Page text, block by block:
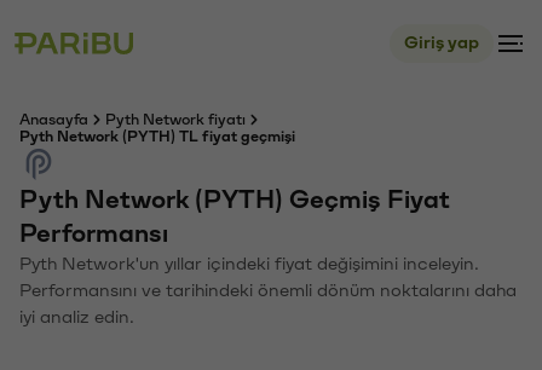
Giriş yap
Anasayfa
Pyth Network fiyatı
Pyth Network (PYTH) TL fiyat geçmişi
Pyth Network (PYTH) Geçmiş Fiyat
Performansı
Pyth Network'un yıllar içindeki fiyat değişimini inceleyin.
Performansını ve tarihindeki önemli dönüm noktalarını daha
iyi analiz edin.